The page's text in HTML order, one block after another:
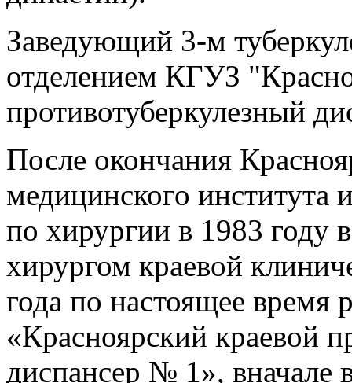
Заведующий 3-м
отделением КГУЗ
противотуберкулезный
После окончания
медицинского института
по хирургии в 1983 году
хирургом краевой
года по настоящее время
«Красноярский краевой
диспансер № 1», вначале